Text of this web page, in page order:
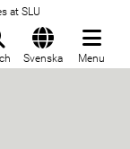
at SLU
Svenska Menu